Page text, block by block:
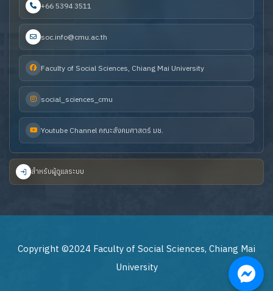
+66 5394 3511
soc.info@cmu.ac.th
Faculty of Social Sciences, Chiang Mai University
social_sciences_cmu
Youtube Channel คณะสังคมศาสตร์ มช.
สำหรับผู้ดูแลระบบ
Copyright ©2024 Faculty of Social Sciences, Chiang Mai
University